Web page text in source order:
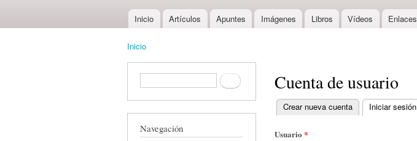
Main menu
Inicio Artículos Apuntes Imágenes Libros Vídeos Enlaces
Inicio
Formulario de búsquedaBuscar
Navegación
Cuenta de usuario
Primary tabs
Crear nueva cuenta Iniciar sesión
Usuario *